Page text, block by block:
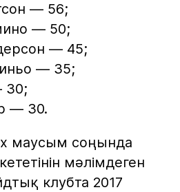
— 56;
— 50;
— 45;
— 35;
30;
— 30.
маусым соңында
мәлімдеген
клубта 2017